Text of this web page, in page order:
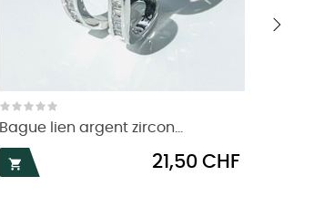
Bague lien argent zircon...

Prix
21,50 CHF